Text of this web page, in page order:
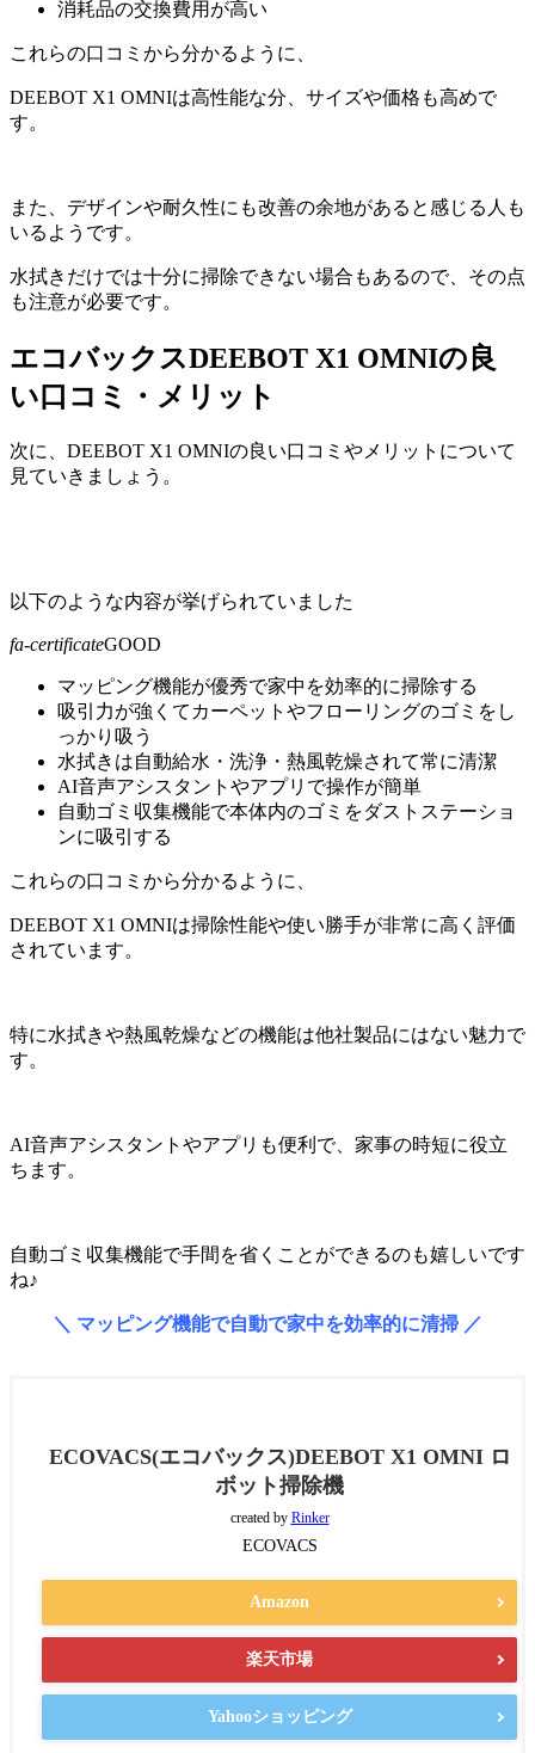
消耗品の交換費用が高い
これらの口コミから分かるように、
DEEBOT X1 OMNIは高性能な分、サイズや価格も高めで
す。
また、デザインや耐久性にも改善の余地があると感じる人も
いるようです。
水拭きだけでは十分に掃除できない場合もあるので、その点
も注意が必要です。
エコバックスDEEBOT X1 OMNIの良
い口コミ・メリット
次に、DEEBOT X1 OMNIの良い口コミやメリットについて
見ていきましょう。
以下のような内容が挙げられていました
fa-certificateGOOD
マッピング機能が優秀で家中を効率的に掃除する
吸引力が強くてカーペットやフローリングのゴミをし
っかり吸う
水拭きは自動給水・洗浄・熱風乾燥されて常に清潔
AI音声アシスタントやアプリで操作が簡単
自動ゴミ収集機能で本体内のゴミをダストステーショ
ンに吸引する
これらの口コミから分かるように、
DEEBOT X1 OMNIは掃除性能や使い勝手が非常に高く評価
されています。
特に水拭きや熱風乾燥などの機能は他社製品にはない魅力で
す。
AI音声アシスタントやアプリも便利で、家事の時短に役立
ちます。
自動ゴミ収集機能で手間を省くことができるのも嬉しいです
ね♪
＼ マッピング機能で自動で家中を効率的に清掃 ／
ECOVACS(エコバックス)DEEBOT X1 OMNI ロ
ボット掃除機
created by Rinker
ECOVACS
Amazon
楽天市場
Yahooショッピング